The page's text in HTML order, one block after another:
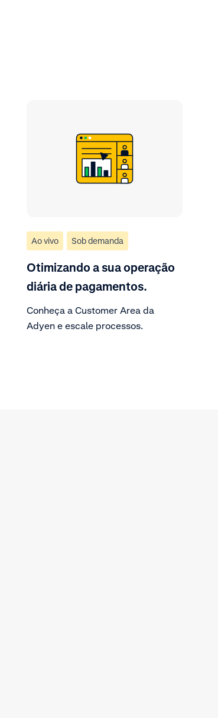
Ao vivo Sob demanda
Otimizando a sua operação
diária de pagamentos.
Conheça a Customer Area da
Adyen e escale processos.